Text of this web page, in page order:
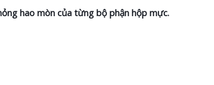
hao mòn của từng bộ phận hộp mực.